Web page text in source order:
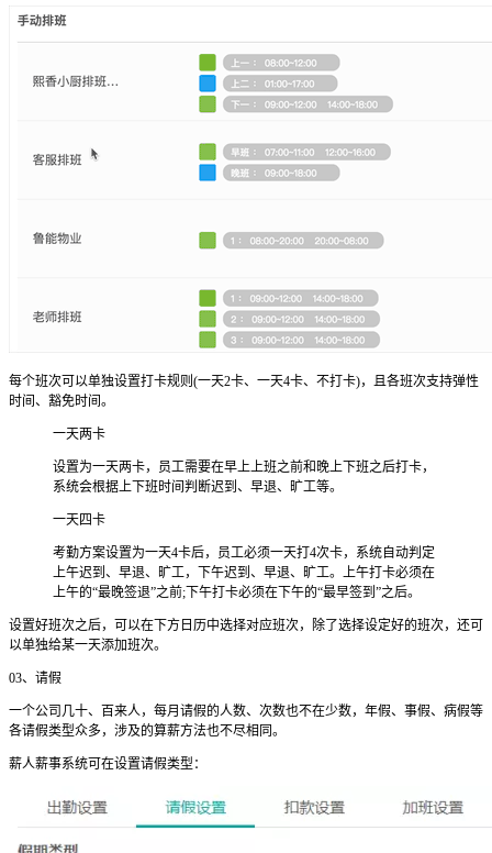
每个班次可以单独设置打卡规则(一天2卡、一天4卡、不打卡)，且各班次支持弹性
时间、豁免时间。
一天两卡
设置为一天两卡，员工需要在早上上班之前和晚上下班之后打卡，
系统会根据上下班时间判断迟到、早退、旷工等。
一天四卡
考勤方案设置为一天4卡后，员工必须一天打4次卡，系统自动判定
上午迟到、早退、旷工，下午迟到、早退、旷工。上午打卡必须在
上午的“最晚签退”之前;下午打卡必须在下午的“最早签到”之后。
设置好班次之后，可以在下方日历中选择对应班次，除了选择设定好的班次，还可
以单独给某一天添加班次。
03、请假
一个公司几十、百来人，每月请假的人数、次数也不在少数，年假、事假、病假等
各请假类型众多，涉及的算薪方法也不尽相同。
薪人薪事系统可在设置请假类型：